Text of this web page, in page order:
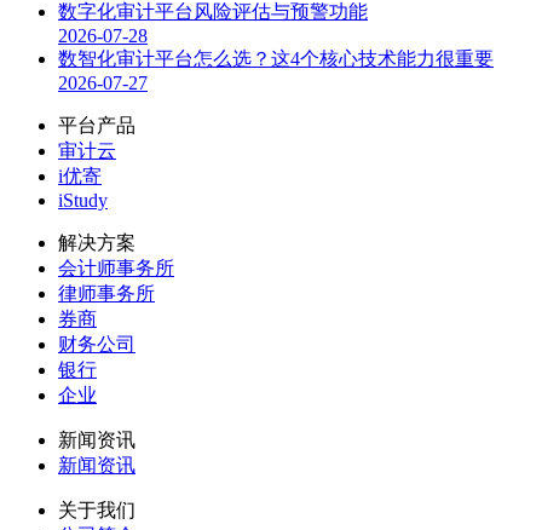
数字化审计平台风险评估与预警功能
2026-07-28
数智化审计平台怎么选？这4个核心技术能力很重要
2026-07-27
平台产品
审计云
i优寄
iStudy
解决方案
会计师事务所
律师事务所
券商
财务公司
银行
企业
新闻资讯
新闻资讯
关于我们